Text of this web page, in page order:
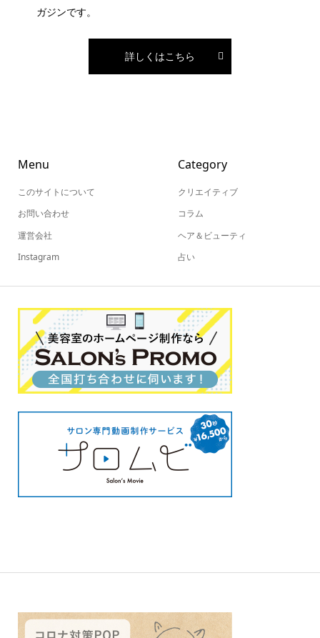
ガジンです。
詳しくはこちら
Menu
このサイトについて
お問い合わせ
運営会社
Instagram
Category
クリエイティブ
コラム
ヘア＆ビューティ
占い